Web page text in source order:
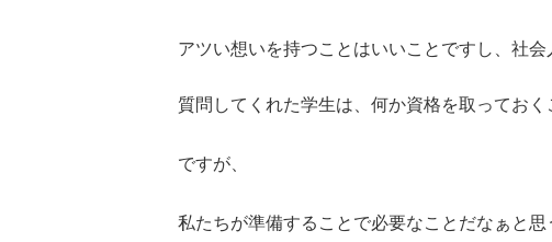
アツい想いを持つことはいいことですし、社
質問してくれた学生は、何か資格を取ってお
ですが、
私たちが準備することで必要なことだなぁと思